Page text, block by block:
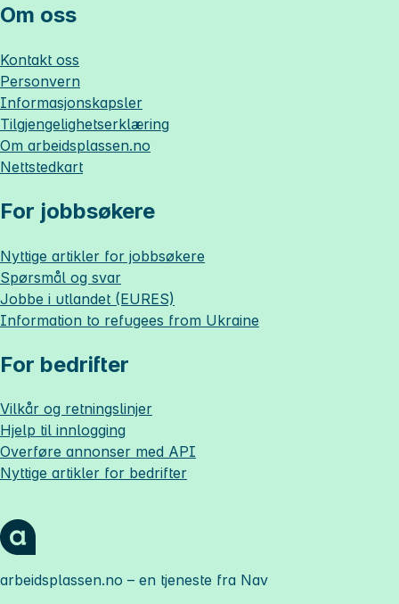
Om oss
Kontakt oss
Personvern
Informasjonskapsler
Tilgjengelighetserklæring
Om arbeidsplassen.no
Nettstedkart
For jobbsøkere
Nyttige artikler for jobbsøkere
Spørsmål og svar
Jobbe i utlandet (EURES)
Information to refugees from Ukraine
For bedrifter
Vilkår og retningslinjer
Hjelp til innlogging
Overføre annonser med API
Nyttige artikler for bedrifter
arbeidsplassen.no – en tjeneste fra Nav